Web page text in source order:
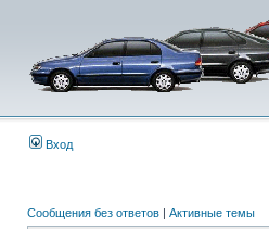
Вход
Сообщения без ответов | Активные темы